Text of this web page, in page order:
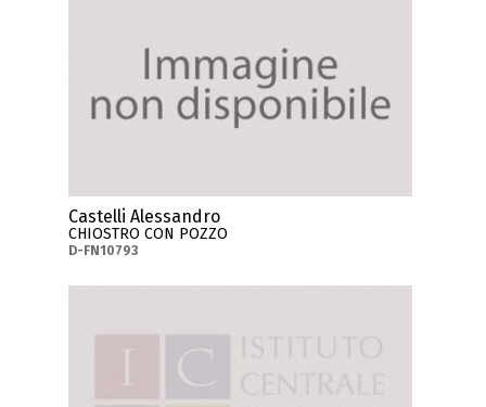
Castelli Alessandro
CHIOSTRO CON POZZO
D-FN10793